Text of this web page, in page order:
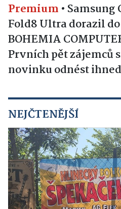
Premium • Samsung
Fold8 Ultra dorazil do
BOHEMIA
Prvních pět zájemců
novinku odnést ihned
NEJČTENĚJŠÍ